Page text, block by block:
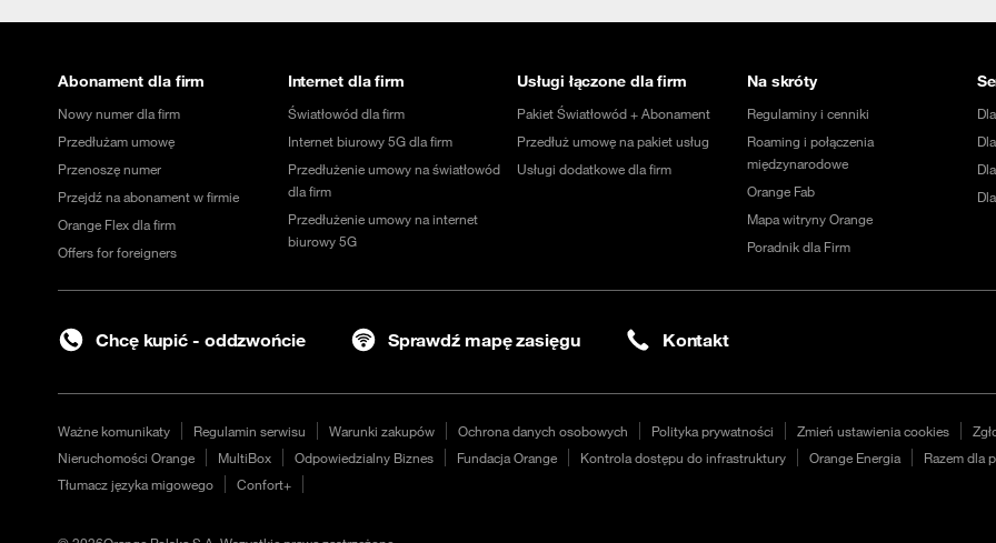
Abonament dla firm
Nowy numer dla firm
Przedłużam umowę
Przenoszę numer
Przejdź na abonament w firmie
Orange Flex dla firm
Offers for foreigners
Internet dla firm
Światłowód dla firm
Internet biurowy 5G dla firm
Przedłużenie umowy na światłowód
dla firm
Przedłużenie umowy na internet
biurowy 5G
Usługi łączone dla firm
Pakiet Światłowód + Abonament
Przedłuż umowę na pakiet usług
Usługi dodatkowe dla firm
Na skróty
Regulaminy i cenniki
Roaming i połączenia
międzynarodowe
Orange Fab
Mapa witryny Orange
Poradnik dla Firm
Chcę kupić - oddzwońcie Sprawdź mapę zasięgu Kontakt
Ważne komunikaty Regulamin serwisu Warunki zakupów Ochrona danych osobowych Polityka prywatności Zmień ustawienia cookies
Nieruchomości Orange
MultiBox Odpowiedzialny Biznes Fundacja Orange Kontrola dostępu do infrastruktury Orange Energia Razem dla
Tłumacz języka migowego
Confort+